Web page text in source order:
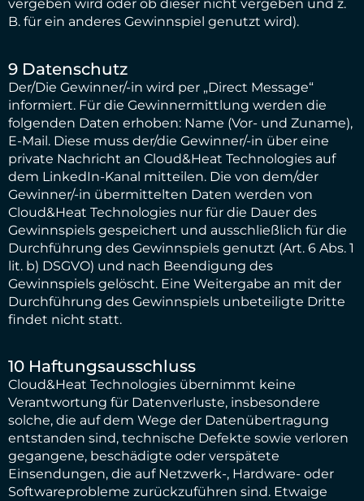
vergeben wird oder ob dieser nicht vergeben und z.
B. für ein anderes Gewinnspiel genutzt wird).
9 Datenschutz
Der/Die Gewinner/-in wird per „Direct Message“
informiert. Für die Gewinnermittlung werden die
folgenden Daten erhoben: Name (Vor- und Zuname),
E-Mail. Diese muss der/die Gewinner/-in über eine
private Nachricht an Cloud&Heat Technologies auf
dem LinkedIn-Kanal mitteilen. Die von dem/der
Gewinner/-in übermittelten Daten werden von
Cloud&Heat Technologies nur für die Dauer des
Gewinnspiels gespeichert und ausschließlich für die
Durchführung des Gewinnspiels genutzt (Art. 6 Abs. 1
lit. b) DSGVO) und nach Beendigung des
Gewinnspiels gelöscht. Eine Weitergabe an mit der
Durchführung des Gewinnspiels unbeteiligte Dritte
findet nicht statt.
10 Haftungsausschluss
Cloud&Heat Technologies übernimmt keine
Verantwortung für Datenverluste, insbesondere
solche, die auf dem Wege der Datenübertragung
entstanden sind, technische Defekte sowie verloren
gegangene, beschädigte oder verspätete
Einsendungen, die auf Netzwerk-, Hardware- oder
Softwareprobleme zurückzuführen sind. Etwaige